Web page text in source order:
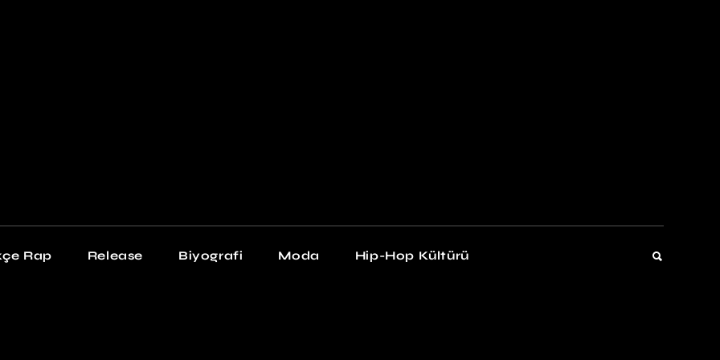
Rap Release Biyografi Moda Hip-Hop Kültürü